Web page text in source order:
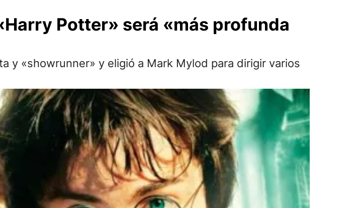
Potter» será «más profunda
y «showrunner» y eligió a Mark Mylod para dirigir varios